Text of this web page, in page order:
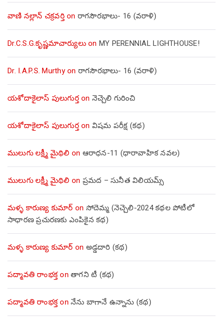
వాణి నల్లాన్ చక్రవర్తిon రాగసౌరభాలు- 16 (వరాళి)
Dr.C.S.G.కృష్ణమాచార్యులుon MY PERENNIAL LIGHTHOUSE!
Dr. I.A.P.S. Murthyon రాగసౌరభాలు- 16 (వరాళి)
యశోదాకైలాస్ పులుగుర్తon నెచ్చెలి గురించి
యశోదాకైలాస్ పులుగుర్తon విషమ పరీక్ష (క‌థ‌)
ములుగు లక్ష్మీ మైథిలి on ఆరాధన-11 (ధారావాహిక నవల)
ములుగు లక్ష్మీ మైథిలి on ప్రమద – సునీత విలియమ్స్
మళ్ళ కారుణ్య కుమార్ on సోదెమ్మ (నెచ్చెలి-2024 కథల పోటీలో
సాధారణ ప్రచురణకు ఎంపికైన కథ)
మళ్ళ కారుణ్య కుమార్ on అడ్డదారి (కథ)
పద్మావతి రాంభక్తon తాగని టీ (కథ)
పద్మావతి రాంభక్తon నేను బాగానే ఉన్నాను (క‌థ‌)